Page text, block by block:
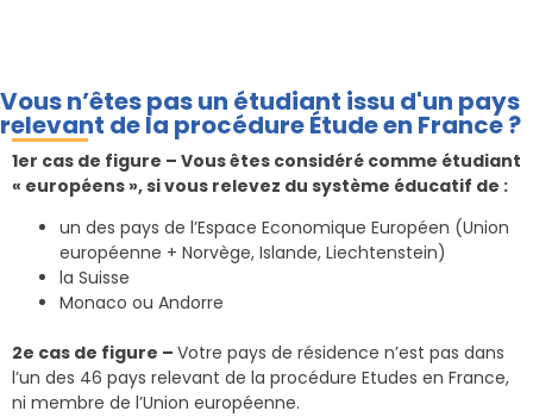
Vous n’êtes pas un étudiant issu d'un pays
relevant de la procédure Étude en France ?
1er cas de figure – Vous êtes considéré comme étudiant
« européens », si vous relevez du système éducatif de :
un des pays de l’Espace Economique Européen (Union
européenne + Norvège, Islande, Liechtenstein)
la Suisse
Monaco ou Andorre
2e cas de figure – Votre pays de résidence n’est pas dans
l’un des 46 pays relevant de la procédure Etudes en France,
ni membre de l’Union européenne.